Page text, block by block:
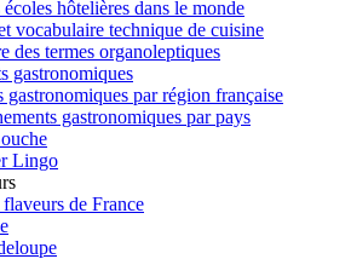
hôtelières dans le monde
vocabulaire technique de cuisine
des termes organoleptiques
gastronomiques
gastronomiques par région française
gastronomiques par pays
Lingo
de France